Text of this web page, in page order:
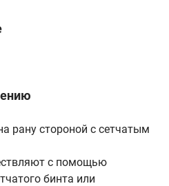
рану стороной с сетчатым
с помощью
бинта или